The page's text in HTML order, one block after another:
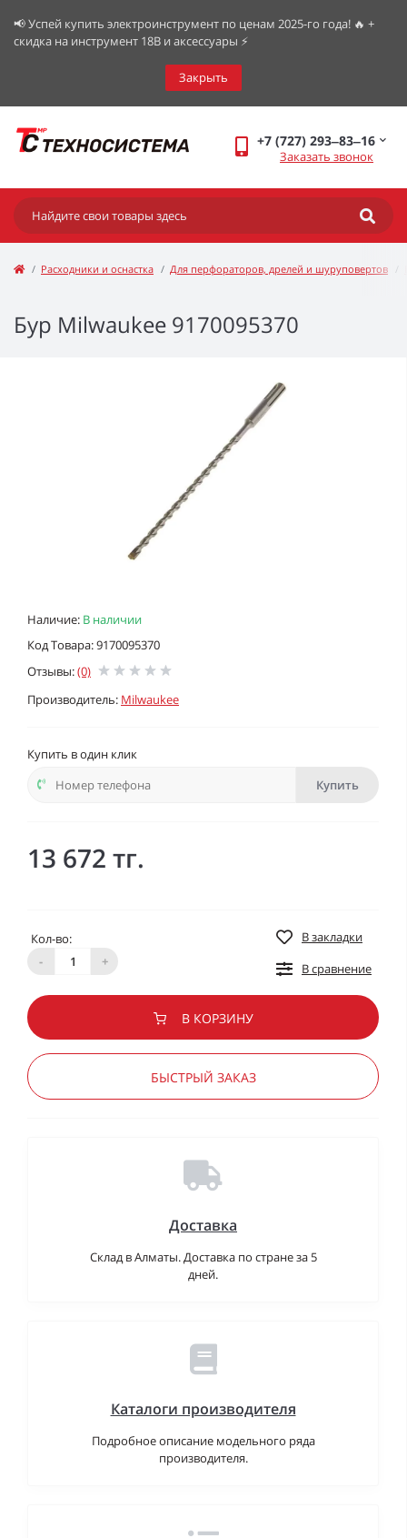
📢 Успей купить электроинструмент по ценам 2025-го года! 🔥 +
скидка на инструмент 18В и аксессуары ⚡️
Закрыть
+7 (727) 293‒83‒16
Заказать звонок
Расходники и оснастка Для перфораторов, дрелей и шуруповертов
Бур Milwaukee 9170095370
Наличие: В наличии
Код Товара: 9170095370
Отзывы:(0)
Производитель: Milwaukee
Купить в один клик
Купить
13 672 тг.
Кол-во:
-
+
В закладки
В сравнение
В КОРЗИНУ
БЫСТРЫЙ ЗАКАЗ
Доставка
Склад в Алматы. Доставка по стране за 5
дней.
Каталоги производителя
Подробное описание модельного ряда
производителя.